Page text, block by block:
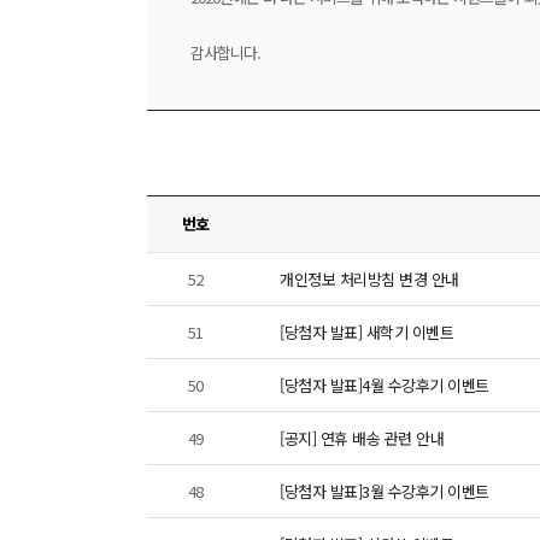
감사합니다.
번호
52 개인정보 처리방침 변경 안내
51 [당첨자 발표] 새학기 이벤트
50 [당첨자 발표]4월 수강후기 이벤트
49 [공지] 연휴 배송 관련 안내
48 [당첨자 발표]3월 수강후기 이벤트